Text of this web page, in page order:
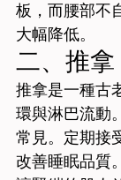
板，而腰部不
大幅降低。
二、推
推拿是一種古
環與淋巴流動
常見。定期接
改善睡眠品質